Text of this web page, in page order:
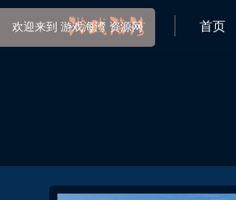
首页
欢迎来到 游戏海湾 资源网